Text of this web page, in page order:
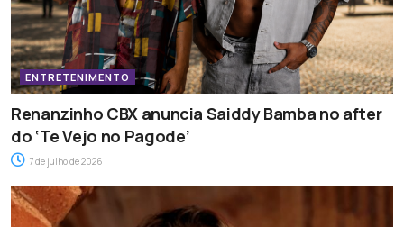
ENTRETENIMENTO
Renanzinho CBX anuncia Saiddy Bamba no after
do ‘Te Vejo no Pagode’
7 de julho de 2026